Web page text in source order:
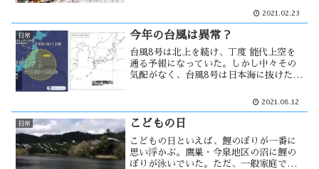
を3月24日までに終わる計画になってい
が難しい様です。自分が思うに・・・
2021.02.23
日常 今年の台風は異常？
台風8号は北上を続け、丁度 能代上空を
通る予報になっていた。しかし中々その
気配がなく、台風8号は日本海に抜けたと
なくても能代では、無風状態で雨も降ら
風の影響は別の形で続く事に・・・
2021.08.12
日常 こどもの日
こどもの日といえば、鯉のぼりが一番に
思い浮かぶ。鷹巣・今泉地区の沼に鯉の
ぼりが泳いでいた。ただ、一般家庭では